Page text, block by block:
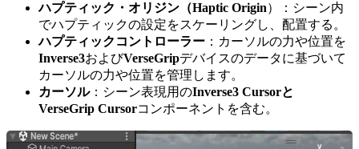
ハプティック・オリジン（Haptic Origin）：シーン内
でハプティックの設定をスケーリングし、配置する。
ハプティックコントローラー ：カーソルの力や位置を
Inverse3およびVerseGripデバイスのデータに基づいて
カーソルの力や位置を管理します。
カーソル：シーン表現用のInverse3 Cursorと
VerseGrip Cursorコンポーネントを含む。